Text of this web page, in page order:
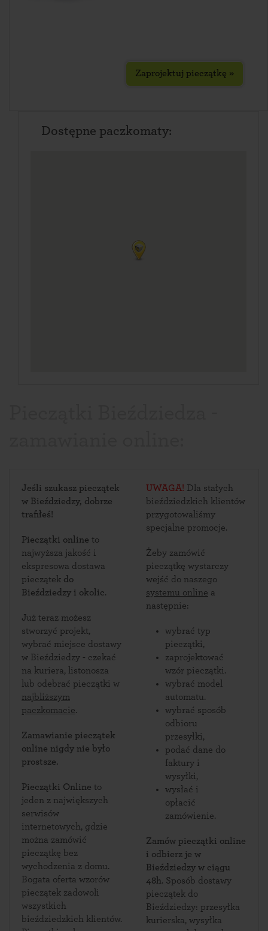
Zaprojektuj pieczątkę »
Dostępne paczkomaty:
Jeśli szukasz pieczątek
w Bieździedzy, dobrze
trafiłeś!
Pieczątki online to
najwyższa jakość i
ekspresowa dostawa
pieczątek do
Bieździedzy i okolic.
Już teraz możesz
stworzyć projekt,
wybrać miejsce dostawy
w Bieździedzy - czekać
na kuriera, listonosza
lub odebrać pieczątki w
najbliższym
paczkomacie.
Zamawianie pieczątek
online nigdy nie było
prostsze.
Pieczątki Online to
jeden z największych
serwisów
internetowych, gdzie
można zamówić
pieczątkę bez
wychodzenia z domu.
Bogata oferta wzorów
pieczątek zadowoli
wszystkich
bieździedzkich klientów.
UWAGA! Dla stałych
bieździedzkich klientów
przygotowaliśmy
specjalne promocje.
Żeby zamówić
pieczątkę wystarczy
wejść do naszego
systemu online a
następnie:
wybrać typ
pieczątki,
zaprojektować
wzór pieczątki.
wybrać model
automatu.
wybrać sposób
odbioru
przesyłki,
podać dane do
faktury i
wysyłki,
wysłać i
opłacić
zamówienie.
Zamów pieczątki online
i odbierz je w
Bieździedzy w ciągu
48h. Sposób dostawy
pieczątek do
Bieździedzy: przesyłka
kurierska, wysyłka